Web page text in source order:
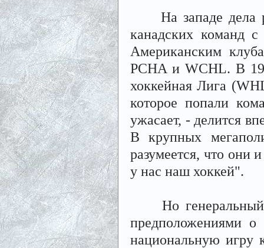
На западе дела
канадских команд
Американским
PCHA и WCHL. В
хоккейная Лига
которое попали
ужасает, - делится
В крупных
разумеется, что они
у нас наш хоккей".
Но генеральный
предположениями о
национальную игру